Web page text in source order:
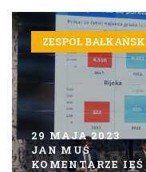
ZESPÓŁ
29 MAJA 2023
JAN MUŚ
KOMENTARZE